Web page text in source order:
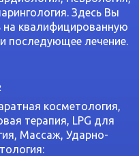
Здесь Вы
на квалифицированную
последующее лечение.
косметология,
терапия, LPG для
Массаж, Ударно-